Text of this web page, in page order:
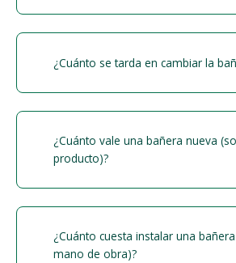
¿Cuánto se tarda en cambiar la
¿Cuánto vale una bañera nueva
producto)?
¿Cuánto cuesta instalar una
mano de obra)?